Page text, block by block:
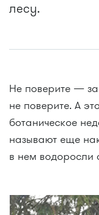
лесу.
Не поверите —
не поверите. А
ботаническое
называют еще
в нем водоросли